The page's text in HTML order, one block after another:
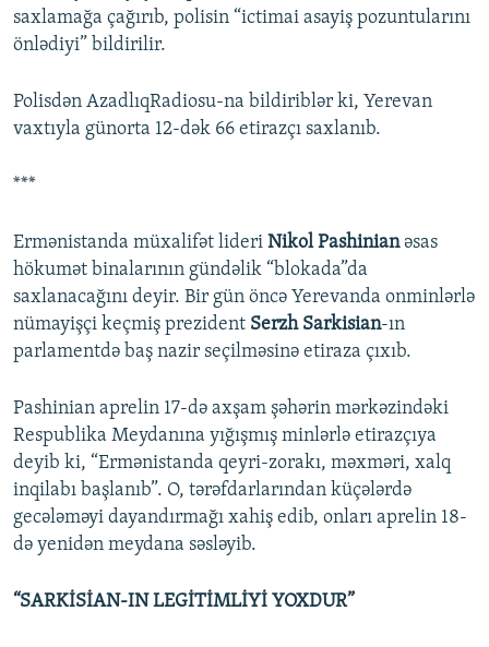
saxlamağa çağırıb, polisin “ictimai asayiş pozuntularını
önlədiyi” bildirilir.
Polisdən AzadlıqRadiosu-na bildiriblər ki, Yerevan
vaxtıyla günorta 12-dək 66 etirazçı saxlanıb.
***
Ermənistanda müxalifət lideri Nikol Pashinianəsas
hökumət binalarının gündəlik “blokada”da
saxlanacağını deyir. Bir gün öncə Yerevanda onminlərlə
nümayişçi keçmiş prezident Serzh Sarkisian-ın
parlamentdə baş nazir seçilməsinə etiraza çıxıb.
Pashinian aprelin 17-də axşam şəhərin mərkəzindəki
Respublika Meydanına yığışmış minlərlə etirazçıya
deyib ki, “Ermənistanda qeyri-zorakı, məxməri, xalq
inqilabı başlanıb”. O, tərəfdarlarından küçələrdə
gecələməyi dayandırmağı xahiş edib, onları aprelin 18-
də yenidən meydana səsləyib.
“SARKİSİAN-IN LEGİTİMLİYİ YOXDUR”